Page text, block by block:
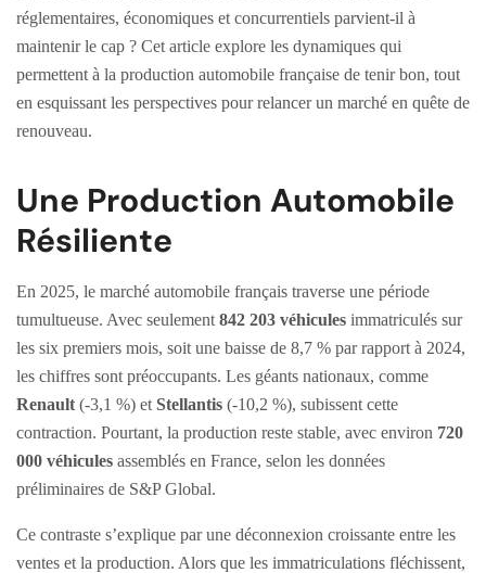
réglementaires, économiques et concurrentiels parvient-il à
maintenir le cap ? Cet article explore les dynamiques qui
permettent à la production automobile française de tenir bon, tout
en esquissant les perspectives pour relancer un marché en quête de
renouveau.
Une Production Automobile
Résiliente
En 2025, le marché automobile français traverse une période
tumultueuse. Avec seulement 842 203 véhicules immatriculés sur
les six premiers mois, soit une baisse de 8,7 % par rapport à 2024,
les chiffres sont préoccupants. Les géants nationaux, comme
Renault (-3,1 %) et Stellantis (-10,2 %), subissent cette
contraction. Pourtant, la production reste stable, avec environ 720
000 véhicules assemblés en France, selon les données
préliminaires de S&P Global.
Ce contraste s’explique par une déconnexion croissante entre les
ventes et la production. Alors que les immatriculations fléchissent,